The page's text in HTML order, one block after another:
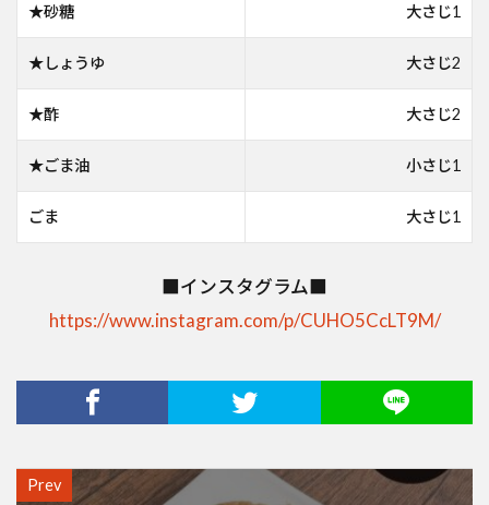
★砂糖 大さじ1
★しょうゆ 大さじ2
★酢 大さじ2
★ごま油 小さじ1
ごま 大さじ1
■インスタグラム■
https://www.instagram.com/p/CUHO5CcLT9M/
Prev